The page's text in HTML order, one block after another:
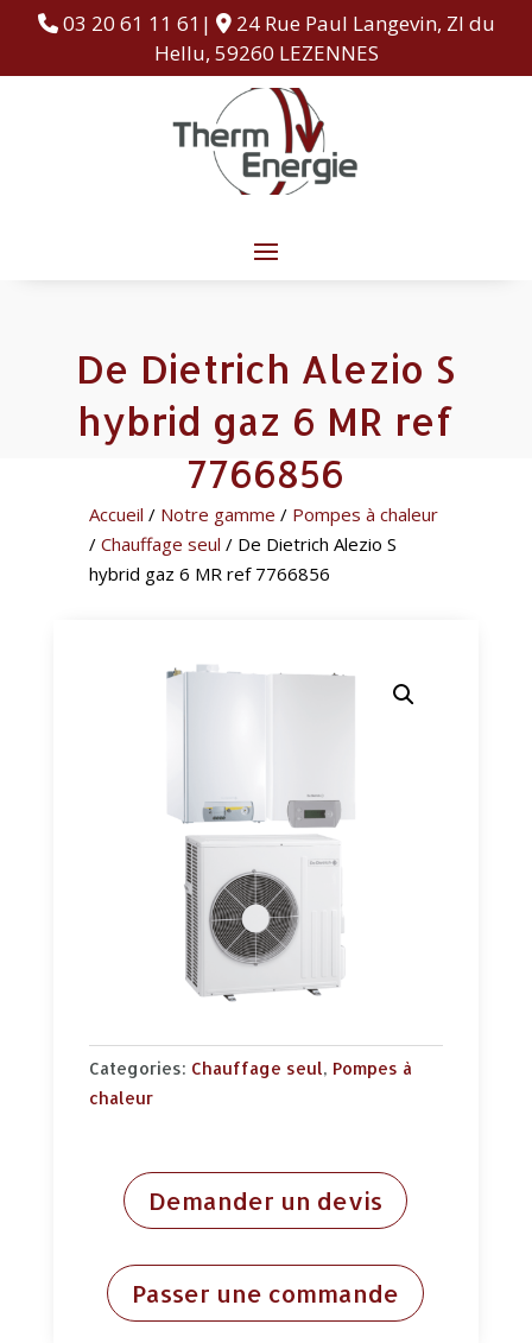
03 20 61 11 61|
24 Rue Paul Langevin, ZI du
Hellu, 59260 LEZENNES
De Dietrich Alezio S
hybrid gaz 6 MR ref
7766856
Accueil / Notre gamme / Pompes à chaleur
/ Chauffage seul / De Dietrich Alezio S
hybrid gaz 6 MR ref 7766856
Categories: Chauffage seul, Pompes à
chaleur
Demander un devis
Passer une commande